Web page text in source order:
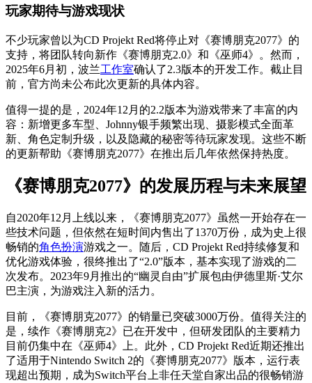
玩家期待与游戏现状
不少玩家曾以为CD Projekt Red将停止对《赛博朋克2077》的
支持，将团队转向新作《赛博朋克2.0》和《巫师4》。然而，
2025年6月初，波兰工作室确认了2.3版本的开发工作。截止目
前，官方尚未公布此次更新的具体内容。
值得一提的是，2024年12月的2.2版本为游戏带来了丰富的内
容：新增更多车型、Johnny银手频繁出现、摄影模式全面革
新、角色定制升级，以及隐藏的秘密等待玩家发现。这些不断
的更新帮助《赛博朋克2077》在推出后几年依然保持热度。
《赛博朋克2077》的发展历程与未来展望
自2020年12月上线以来，《赛博朋克2077》虽然一开始存在一
些技术问题，但依然在短时间内售出了1370万份，成为史上很
畅销的角色扮演游戏之一。随后，CD Projekt Red持续修复和
优化游戏体验，很终推出了“2.0”版本，基本实现了游戏的二
次发布。2023年9月推出的“幽灵自由”扩展包由伊德里斯·艾尔
巴主演，为游戏注入新的活力。
目前，《赛博朋克2077》的销量已突破3000万份。值得关注的
是，续作《赛博朋克2》已在开发中，但研发团队的主要精力
目前仍集中在《巫师4》上。此外，CD Projekt Red近期还推出
了适用于Nintendo Switch 2的《赛博朋克2077》版本，运行表
现超出预期，成为Switch平台上非任天堂自家出品的很畅销游